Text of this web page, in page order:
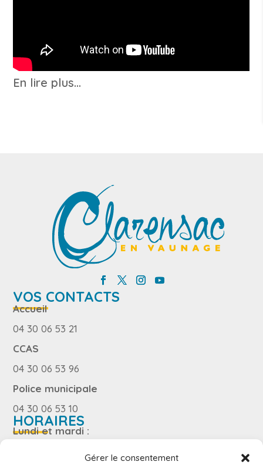
Gérer le consentement
En lire plus...
VOS CONTACTS
Accueil
04 30 06 53 21
CCAS
04 30 06 53 96
Police municipale
04 30 06 53 10
HORAIRES
Lundi et mardi :